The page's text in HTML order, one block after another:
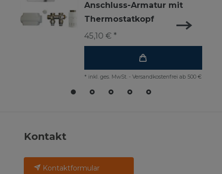
Anschluss-Armatur mit
Thermostatkopf
45,10 € *
* inkl. ges. MwSt. - Versandkostenfrei ab 500 €
Kontakt
Kontaktformular